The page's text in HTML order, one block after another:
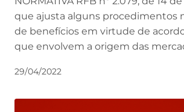
que ajusta alguns procedimentos
de benefícios em virtude de
que envolvem a origem das
29/04/2022